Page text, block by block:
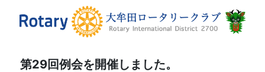
第29回例会を開催しました。